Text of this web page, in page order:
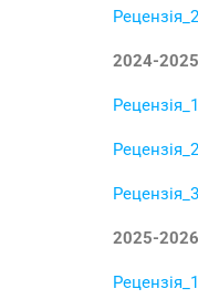
2024-2025
2025-2026